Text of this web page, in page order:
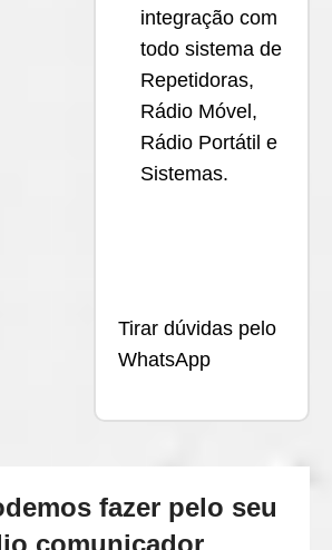
integração com
todo sistema de
Repetidoras,
Rádio Móvel,
Rádio Portátil e
Sistemas.
Tirar dúvidas pelo
WhatsApp
fazer pelo seu